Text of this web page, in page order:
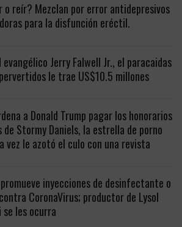
o reír? Mezclan por error antidepresivos
para la disfunción eréctil.
evangélico Jerry Falwell Jr., el paracaidas
le trae US$10.5 millones
a Donald Trump pagar los honorarios
de Stormy Daniels, la estrella de porno
vez le azotó el culo con una revista
inyecciones de desinfectante o
CoronaVirus; productor de Lysol
se les ocurra